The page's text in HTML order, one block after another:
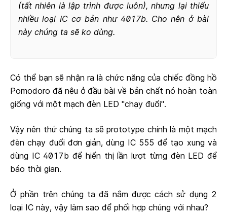
(tất nhiên là lập trình được luôn), nhưng lại thiếu
nhiều loại IC cơ bản như 4017b. Cho nên ở bài
này chúng ta sẽ ko dùng.
Có thể bạn sẽ nhận ra là chức năng của chiếc đồng hồ
Pomodoro đã nêu ở đầu bài về bản chất nó hoàn toàn
giống với một mạch đèn LED "chạy đuổi".
Vậy nên thứ chúng ta sẽ prototype chính là một mạch
đèn chạy đuổi đơn giản, dùng IC 555 để tạo xung và
dùng IC 4017b để hiển thị lần lượt từng đèn LED để
báo thời gian.
Ở phần trên chúng ta đã nắm được cách sử dụng 2
loại IC này, vậy làm sao để phối hợp chúng với nhau?